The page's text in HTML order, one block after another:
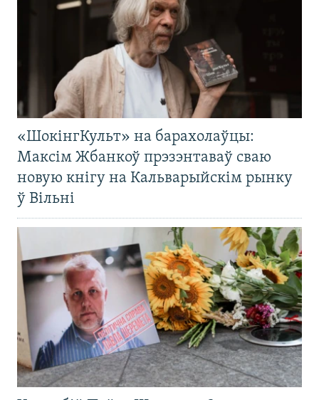
«ШокінгКульт» на барахолаўцы:
Максім Жбанкоў прэзэнтаваў сваю
новую кнігу на Кальварыйскім рынку
ў Вільні